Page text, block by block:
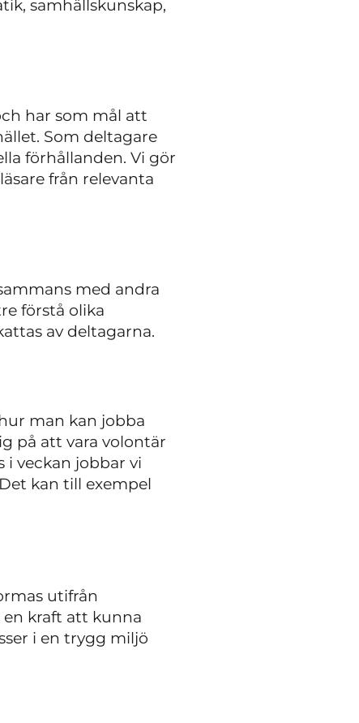
samhällskunskap,
har som mål att
Som deltagare
förhållanden. Vi gör
från relevanta
med andra
förstå olika
av deltagarna.
man kan jobba
på att vara volontär
i veckan jobbar vi
kan till exempel
utifrån
kraft att kunna
i en trygg miljö